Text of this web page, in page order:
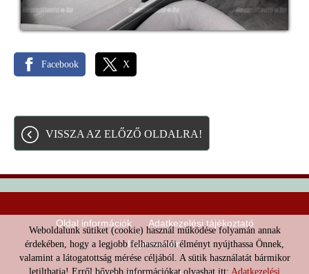
Facebook X
VISSZA AZ ELŐZŐ OLDALRA!
Oldal információk
Adatkezelési tájékoztató
Impresszum
Weboldalunk sütiket (cookie) használ működése folyamán annak
érdekében, hogy a legjobb felhasználói élményt nyújthassa Önnek,
valamint a látogatottság mérése céljából. A sütik használatát bármikor
letilthatja! Erről bővebb információkat olvashat itt: Adatkezelési